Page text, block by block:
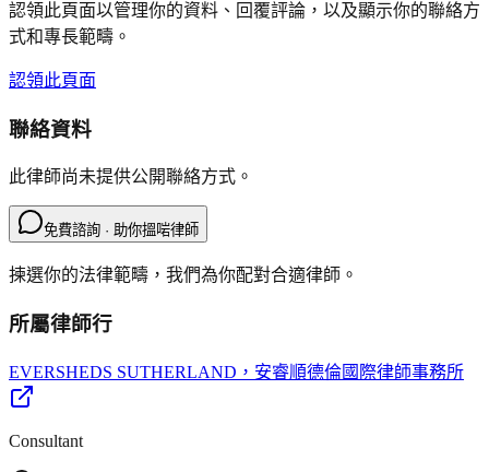
認領此頁面以管理你的資料、回覆評論，以及顯示你的聯絡方
式和專長範疇。
認領此頁面
聯絡資料
此律師尚未提供公開聯絡方式。
免費諮詢 · 助你搵啱律師
揀選你的法律範疇，我們為你配對合適律師。
所屬律師行
EVERSHEDS SUTHERLAND ，安睿順德倫國際律師事務所
Consultant